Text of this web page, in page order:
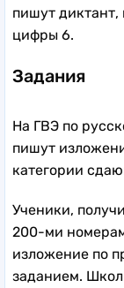
пишут
цифры 6.
Задания
На ГВЭ по
пишут
категории
Ученики,
200-ми
изложение по
заданием.